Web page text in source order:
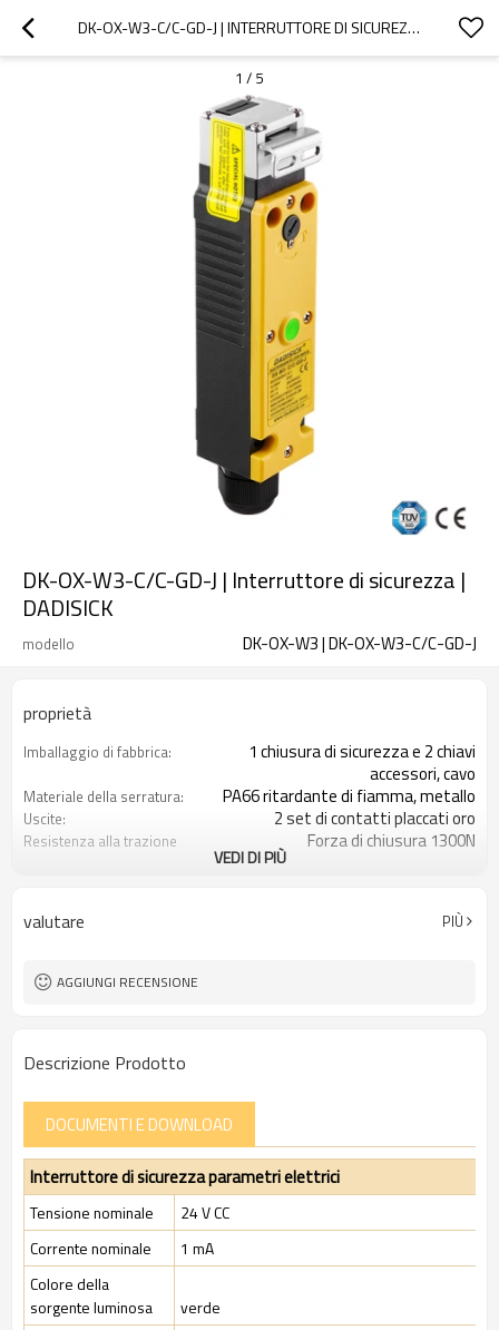
DK-OX-W3-C/C-GD-J | INTERRUTTORE DI SICUREZZA | DADISICK
1 / 5
DK-OX-W3-C/C-GD-J | Interruttore di sicurezza |
DADISICK
modello DK-OX-W3 | DK-OX-W3-C/C-GD-J
proprietà
Imballaggio di fabbrica:
1 chiusura di sicurezza e 2 chiavi
accessori, cavo
Materiale della serratura: PA66 ritardante di fiamma, metallo
Uscite: 2 set di contatti placcati oro
Resistenza alla trazione
Forza di chiusura 1300N
sblocco posteriore:
Spia luminosa+sblocco di emergenza
Monitoraggio della
serratura:
VEDI DI PIÙ
valutare PIÙ
AGGIUNGI RECENSIONE
Descrizione Prodotto
DOCUMENTI E DOWNLOAD
Interruttore di sicurezza parametri elettrici
Tensione nominale
24 V CC
Corrente nominale
1 mA
Colore della
sorgente luminosa
verde